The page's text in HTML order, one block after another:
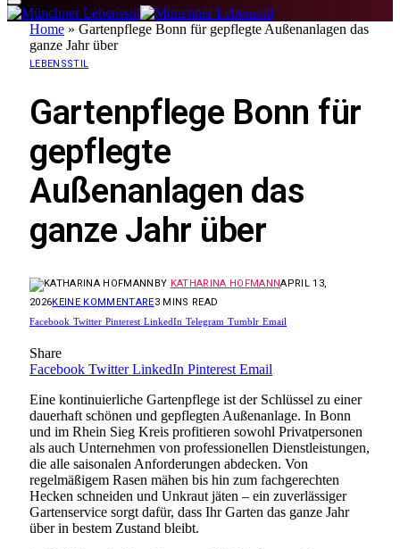
Home » Gartenpflege Bonn für gepflegte Außenanlagen das
ganze Jahr über
LEBENSSTIL
Gartenpflege Bonn für
gepflegte
Außenanlagen das
ganze Jahr über
BY KATHARINA HOFMANNAPRIL 13,
2026KEINE KOMMENTARE3 MINS READ
Facebook Twitter Pinterest LinkedIn Telegram Tumblr Email
Share
Facebook Twitter LinkedIn Pinterest Email
Eine kontinuierliche Gartenpflege ist der Schlüssel zu einer
dauerhaft schönen und gepflegten Außenanlage. In Bonn
und im Rhein Sieg Kreis profitieren sowohl Privatpersonen
als auch Unternehmen von professionellen Dienstleistungen,
die alle saisonalen Anforderungen abdecken. Von
regelmäßigem Rasen mähen bis hin zum fachgerechten
Hecken schneiden und Unkraut jäten – ein zuverlässiger
Gartenservice sorgt dafür, dass Ihr Garten das ganze Jahr
über in bestem Zustand bleibt.